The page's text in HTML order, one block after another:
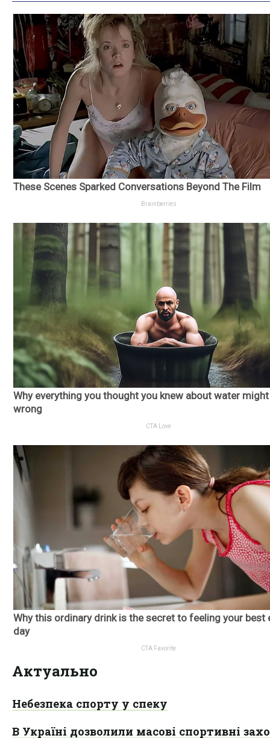
Актуально
Небезпека спорту у спеку
В Україні дозволили масові спортивні